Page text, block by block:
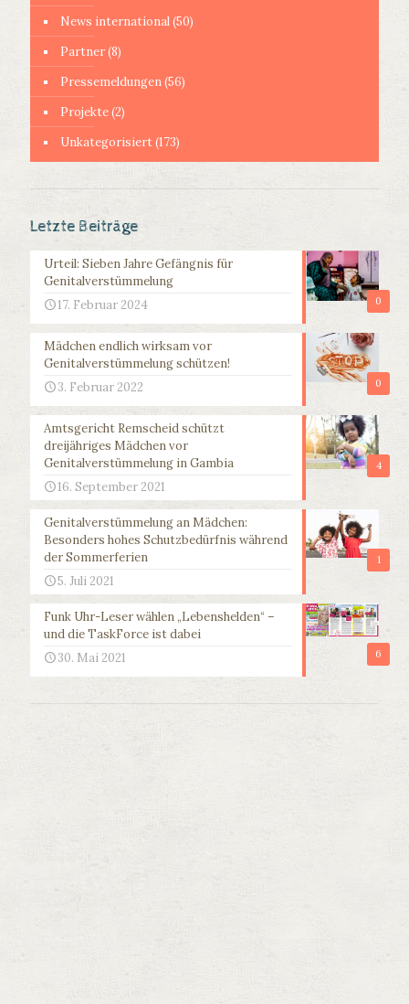
News international(50)
Partner(8)
Pressemeldungen(56)
Projekte(2)
Unkategorisiert(173)
Letzte Beiträge
0
Urteil: Sieben Jahre Gefängnis für
Genitalverstümmelung
17. Februar 2024
0
Mädchen endlich wirksam vor
Genitalverstümmelung schützen!
3. Februar 2022
4
Amtsgericht Remscheid schützt
dreijähriges Mädchen vor
Genitalverstümmelung in Gambia
16. September 2021
1
Genitalverstümmelung an Mädchen:
Besonders hohes Schutzbedürfnis während
der Sommerferien
5. Juli 2021
6
Funk Uhr-Leser wählen „Lebenshelden“ –
und die TaskForce ist dabei
30. Mai 2021